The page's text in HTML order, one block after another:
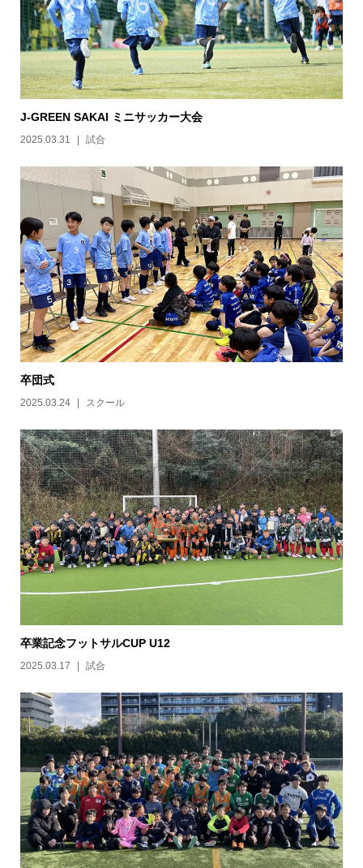
J-GREEN SAKAI ミニサッカー大会
2025.03.31 試合
卒団式
2025.03.24 スクール
卒業記念フットサルCUP U12
2025.03.17 試合